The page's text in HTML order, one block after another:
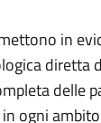
in
diretta
delle
ogni